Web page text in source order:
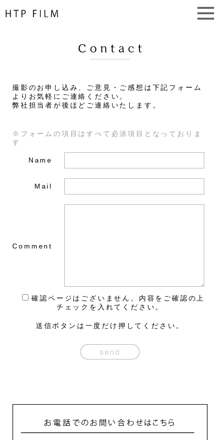
撮影のお申し込み、ご意見・ご感想は下記フォーム
よりお気軽にご連絡ください。
弊社担当者が後ほどご連絡いたします。
※フォームの項目はすべて必須項目となっておりま
す
Name
Mail
Comment
確認ページはございません。内容をご確認の上
チェックを入れてください。
送信ボタンは一度だけ押してください。